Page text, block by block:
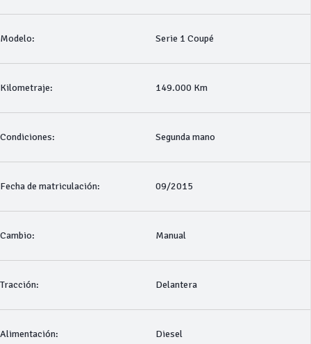
Modelo: Serie 1 Coupé
Kilometraje: 149.000 Km
Condiciones: Segunda mano
Fecha de matriculación: 09/2015
Cambio: Manual
Tracción: Delantera
Alimentación: Diesel